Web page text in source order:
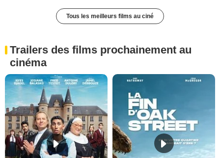
Tous les meilleurs films au ciné
Trailers des films prochainement au
cinéma